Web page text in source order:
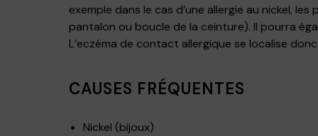
exemple dans le cas d’une allergie au nickel,
pantalon ou boucle de la ceinture). Il pourra
L’eczéma de contact allergique se localise
CAUSES FRÉQUENTES
Nickel (bijoux)